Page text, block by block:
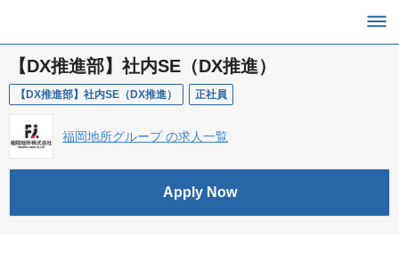
【DX推進部】社内SE（DX推進）
【DX推進部】社内SE（DX推進） 正社員
福岡地所グループ の求人一覧
Apply Now